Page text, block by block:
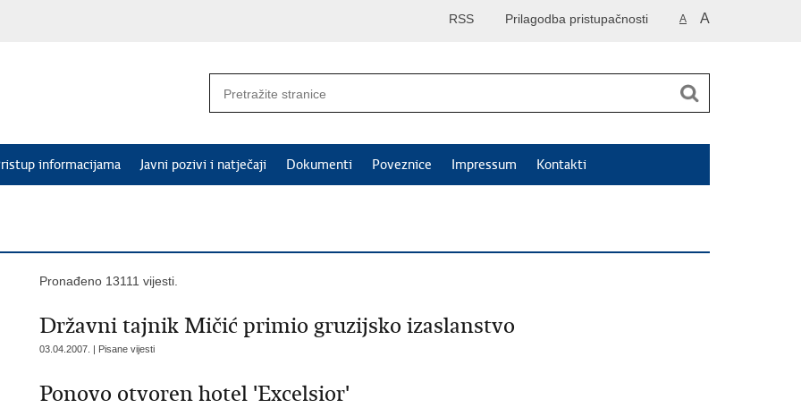
A A
Prilagodba pristupačnosti
RSS
informacijama Javni pozivi i natječaji Dokumenti Poveznice Impressum Kontakti
Pronađeno 13111 vijesti.
Državni tajnik Mičić primio gruzijsko izaslanstvo
03.04.2007. | Pisane vijesti
Ponovo otvoren hotel 'Excelsior'